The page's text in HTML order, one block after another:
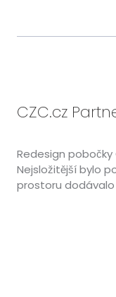
CZC.cz
Redesign pobočky
Nejsložitější bylo
prostoru